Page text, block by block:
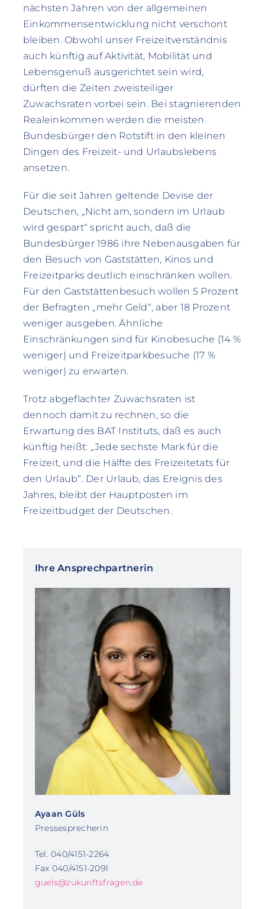
nächsten Jahren von der allgemeinen
Einkommensentwicklung nicht verschont
bleiben. Obwohl unser Freizeitverständnis
auch künftig auf Aktivität, Mobilität und
Lebensgenuß ausgerichtet sein wird,
dürften die Zeiten zweisteiliger
Zuwachsraten vorbei sein. Bei stagnierenden
Realeinkommen werden die meisten
Bundesbürger den Rotstift in den kleinen
Dingen des Freizeit- und Urlaubslebens
ansetzen.
Für die seit Jahren geltende Devise der
Deutschen, „Nicht am, sondern im Urlaub
wird gespart“ spricht auch, daß die
Bundesbürger 1986 ihre Nebenausgaben für
den Besuch von Gaststätten, Kinos und
Freizeitparks deutlich einschränken wollen.
Für den Gaststättenbesuch wollen 5 Prozent
der Befragten „mehr Geld“, aber 18 Prozent
weniger ausgeben. ÄhnIiche
Einschränkungen sind für Kinobesuche (14 %
weniger) und Freizeitparkbesuche (17 %
weniger) zu erwarten.
Trotz abgeflachter Zuwachsraten ist
dennoch damit zu rechnen, so die
Erwartung des BAT Instituts, daß es auch
künftig heißt: „Jede sechste Mark für die
Freizeit, und die Hälfte des Freizeitetats für
den Urlaub“. Der Urlaub, das Ereignis des
Jahres, bleibt der Hauptposten im
Freizeitbudget der Deutschen.
Ihre Ansprechpartnerin
Ayaan Güls
Pressesprecherin
Tel. 040/4151-2264
Fax 040/4151-2091
guels@zukunftsfragen.de